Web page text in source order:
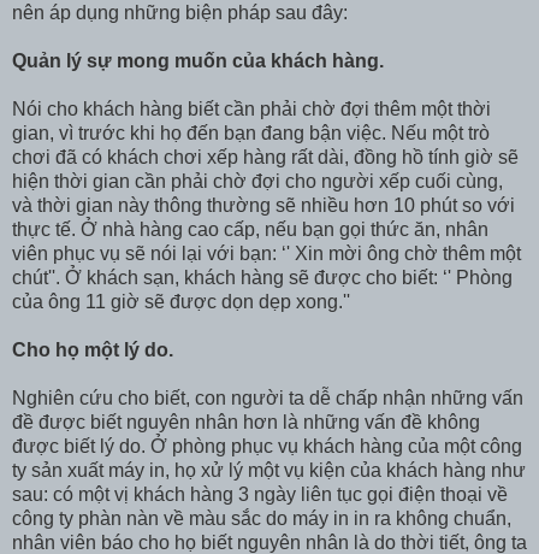
nên áp dụng những biện pháp sau đây:
Quản lý sự mong muốn của khách hàng.
Nói cho khách hàng biết cần phải chờ đợi thêm một thời
gian, vì trước khi họ đến bạn đang bận việc. Nếu một trò
chơi đã có khách chơi xếp hàng rất dài, đồng hồ tính giờ sẽ
hiện thời gian cần phải chờ đợi cho người xếp cuối cùng,
và thời gian này thông thường sẽ nhiều hơn 10 phút so với
thực tế. Ở nhà hàng cao cấp, nếu bạn gọi thức ăn, nhân
viên phục vụ sẽ nói lại với bạn: ‘' Xin mời ông chờ thêm một
chút''. Ở khách sạn, khách hàng sẽ được cho biết: ‘' Phòng
của ông 11 giờ sẽ được dọn dẹp xong.''
Cho họ một lý do.
Nghiên cứu cho biết, con người ta dễ chấp nhận những vấn
đề được biết nguyên nhân hơn là những vấn đề không
được biết lý do. Ở phòng phục vụ khách hàng của một công
ty sản xuất máy in, họ xử lý một vụ kiện của khách hàng như
sau: có một vị khách hàng 3 ngày liên tục gọi điện thoại về
công ty phàn nàn về màu sắc do máy in in ra không chuẩn,
nhân viên báo cho họ biết nguyên nhân là do thời tiết, ông ta